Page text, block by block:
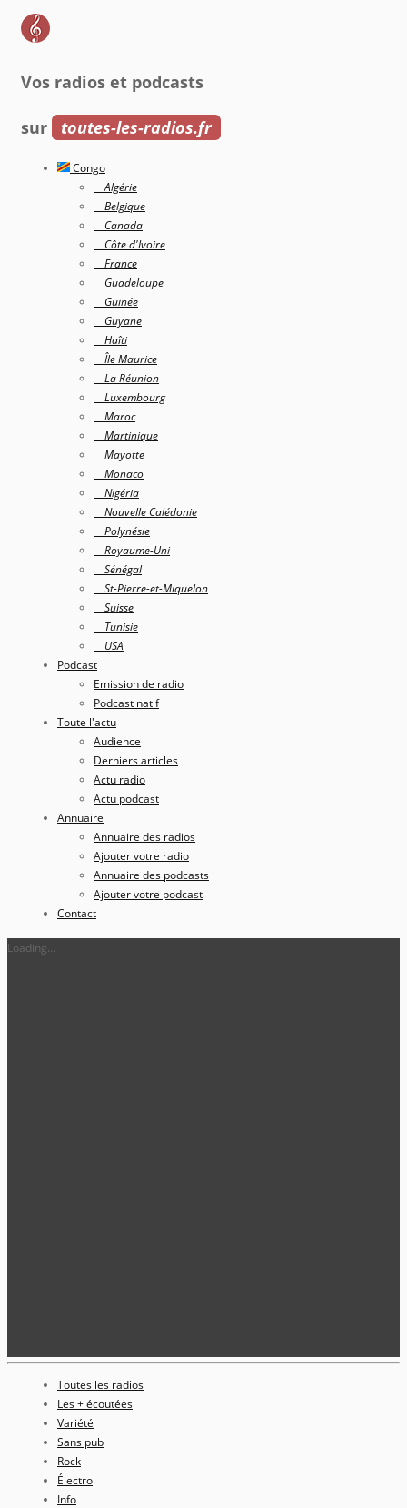
Vos radios et podcasts
sur toutes-les-radios.fr
Congo
Algérie
Belgique
Canada
Côte d'Ivoire
France
Guadeloupe
Guinée
Guyane
Haîti
Île Maurice
La Réunion
Luxembourg
Maroc
Martinique
Mayotte
Monaco
Nigéria
Nouvelle Calédonie
Polynésie
Royaume-Uni
Sénégal
St-Pierre-et-Miquelon
Suisse
Tunisie
USA
Podcast
Emission de radio
Podcast natif
Toute l'actu
Audience
Derniers articles
Actu radio
Actu podcast
Annuaire
Annuaire des radios
Ajouter votre radio
Annuaire des podcasts
Ajouter votre podcast
Contact
Loading...
Toutes les radios
Les + écoutées
Variété
Sans pub
Rock
Électro
Info